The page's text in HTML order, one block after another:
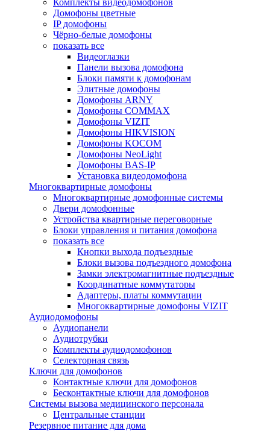
Домофоны цветные
IP домофоны
Чёрно-белые домофоны
показать все
Видеоглазки
Панели вызова домофона
Блоки памяти к домофонам
Элитные домофоны
Домофоны ARNY
Домофоны COMMAX
Домофоны VIZIT
Домофоны HIKVISION
Домофоны KOCOM
Домофоны NeoLight
Домофоны BAS-IP
Установка видеодомофона
Многоквартирные домофоны
Многоквартирные домофонные системы
Двери домофонные
Устройства квартирные переговорные
Блоки управления и питания домофона
показать все
Кнопки выхода подъездные
Блоки вызова подъездного домофона
Замки электромагнитные подъездные
Координатные коммутаторы
Адаптеры, платы коммутации
Многоквартирные домофоны VIZIT
Аудиодомофоны
Аудиопанели
Аудиотрубки
Комплекты аудиодомофонов
Селекторная связь
Ключи для домофонов
Контактные ключи для домофонов
Бесконтактные ключи для домофонов
Системы вызова медицинского персонала
Центральные станции
Резервное питание для дома